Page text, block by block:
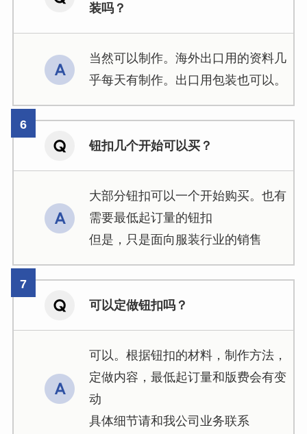
装吗？
当然可以制作。海外出口用的资料几
乎每天有制作。出口用包装也可以。
钮扣几个开始可以买？
大部分钮扣可以一个开始购买。也有
需要最低起订量的钮扣
但是，只是面向服装行业的销售
可以定做钮扣吗？
可以。根据钮扣的材料，制作方法，
定做内容，最低起订量和版费会有变
动
具体细节请和我公司业务联系